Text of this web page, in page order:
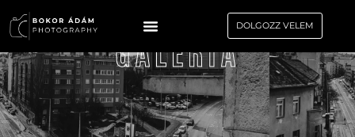
DOLGOZZ VELEM
GALÉRIA